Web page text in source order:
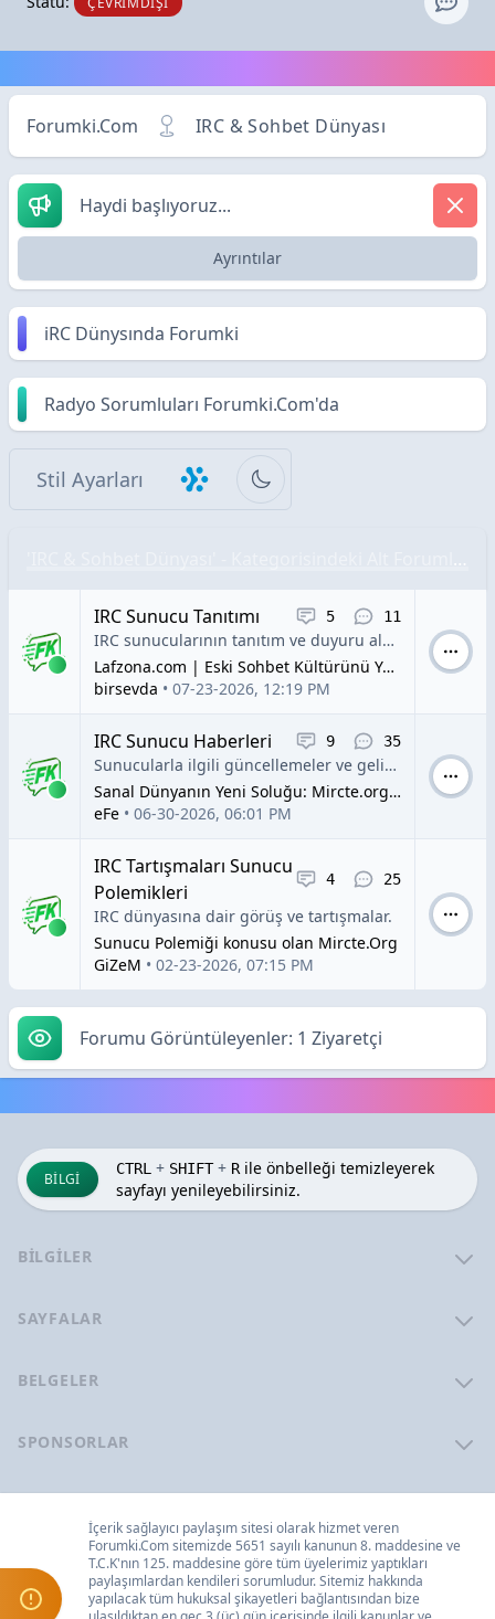
Forumki.Com IRC & Sohbet Dünyası
Haydi başlıyoruz...
Ayrıntılar
iRC Dünysında Forumki
Radyo Sorumluları Forumki.Com'da
Stil Ayarları
'IRC & Sohbet Dünyası' - Kategorisindeki Alt Forumlar
IRC Sunucu Tanıtımı Konular
5 Yorumlar
11
IRC sunucularının tanıtım ve duyuru alanı.
Lafzona.com | Eski Sohbet Kültürünü Yeniden Yaşayın
Yazar:
birsevda • 07-23-2026, 12:19 PM
IRC Sunucu Haberleri Konular
9 Yorumlar
35
Sunucularla ilgili güncellemeler ve gelişmeler.
Sanal Dünyanın Yeni Soluğu: Mircte.org Ailesine Davetlisiniz!
Yazar:
eFe • 06-30-2026, 06:01 PM
IRC Tartışmaları Sunucu
Polemikleri
Konular
4 Yorumlar
25
IRC dünyasına dair görüş ve tartışmalar.
Sunucu Polemiği konusu olan Mircte.Org
Yazar:
GiZeM • 02-23-2026, 07:15 PM
Forumu Görüntüleyenler: 1 Ziyaretçi
BILGI
CTRL + SHIFT + Rile önbelleği temizleyerek
sayfayı yenileyebilirsiniz.
BILGILER
SAYFALAR
BELGELER
SPONSORLAR
İçerik sağlayıcı paylaşım sitesi olarak hizmet veren
Forumki.Comsitemizde 5651 sayılı kanunun 8. maddesine ve
T.C.K'nın 125. maddesine göre tüm üyelerimiz yaptıkları
paylaşımlardan kendileri sorumludur. Sitemiz hakkında
yapılacak tüm hukuksal şikayetleri bağlantısından bize